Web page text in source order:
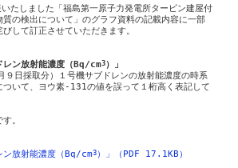
たしました「福島第一原子力発電所タービン建屋付
の検出について」のグラフ資料の記載内容に一部
して訂正させていただきます。
レン放射能濃度（Bq/cm3）」
日採取分）１号機サブドレンの放射能濃度の時系
いて、ヨウ素-131の値を誤って１桁高く表記して
。
ン放射能濃度（Bq/cm3 ）」（PDF 17.1KB）